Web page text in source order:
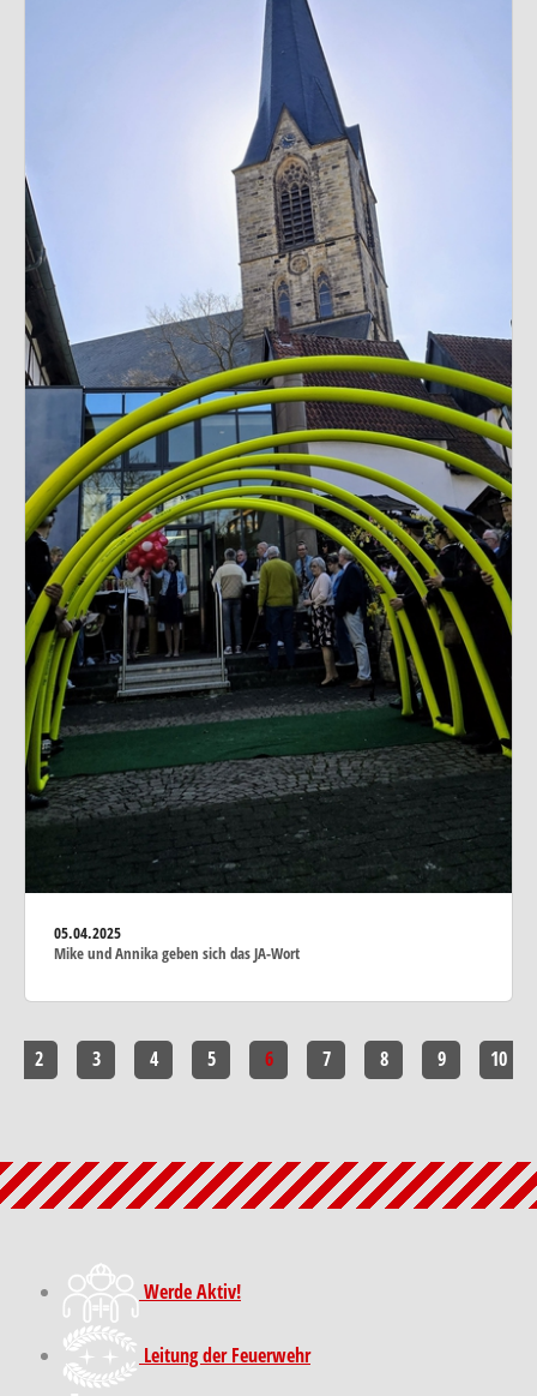
05.04.2025
Mike und Annika geben sich das JA-Wort
2 3 4 5 6 7 8 9 10
Werde Aktiv!
Leitung der Feuerwehr